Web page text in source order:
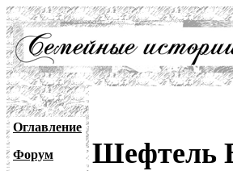
Оглавление
Форум
Шефтель